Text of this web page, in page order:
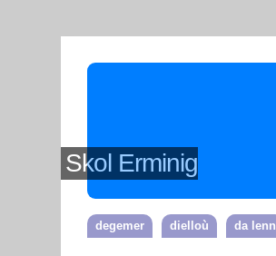
Skol Erminig
degemer dielloù da lenn